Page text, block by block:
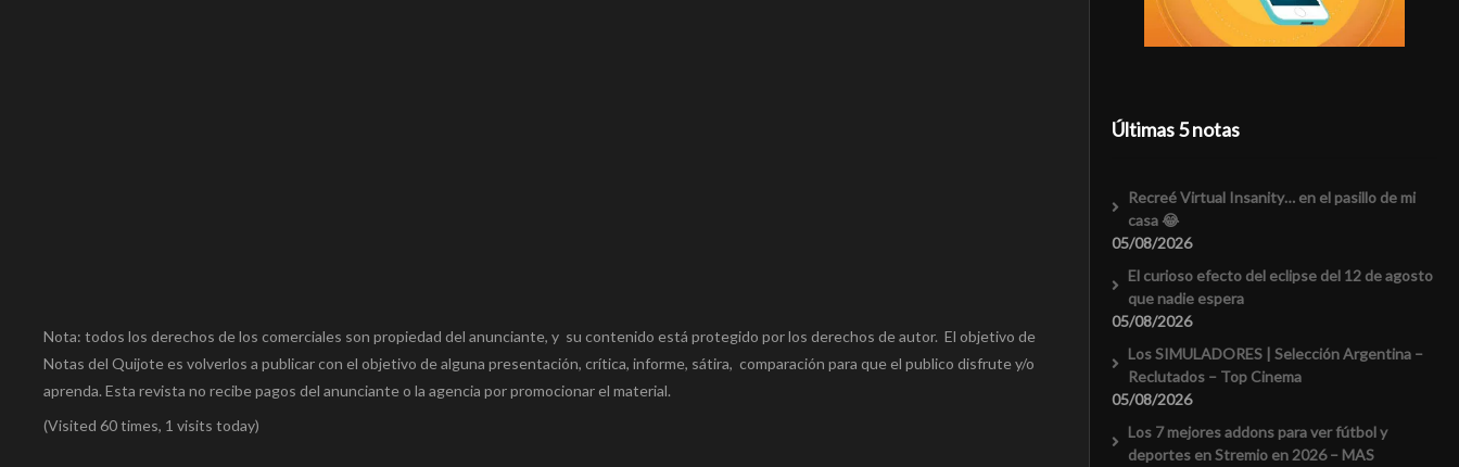
Nota: todos los derechos de los comerciales son propiedad del anunciante, y su contenido está protegido por los derechos de autor. El objetivo de
Notas del Quijote es volverlos a publicar con el objetivo de alguna presentación, crítica, informe, sátira, comparación para que el publico disfrute y/o
aprenda. Esta revista no recibe pagos del anunciante o la agencia por promocionar el material.
(Visited 60 times, 1 visits today)
Últimas 5 notas
Recreé Virtual Insanity… en el pasillo de mi
casa 😂
05/08/2026
El curioso efecto del eclipse del 12 de agosto
que nadie espera
05/08/2026
Los SIMULADORES | Selección Argentina –
Reclutados – Top Cinema
05/08/2026
Los 7 mejores addons para ver fútbol y
deportes en Stremio en 2026 – MAS